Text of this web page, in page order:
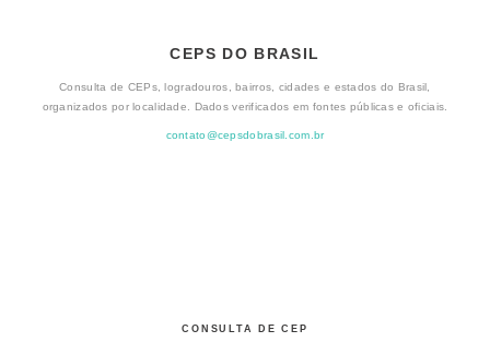
CEPS DO BRASIL
Consulta de CEPs, logradouros, bairros, cidades e estados do Brasil,
organizados por localidade. Dados verificados em fontes públicas e oficiais.
contato@cepsdobrasil.com.br
CONSULTA DE CEP